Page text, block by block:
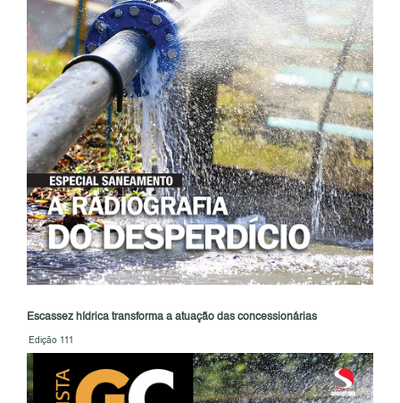
Escassez hídrica transforma a atuação das concessionárias
Edição 111